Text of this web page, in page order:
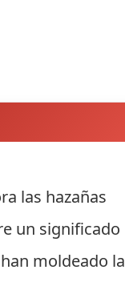
las hazañas
un significado
moldeado la